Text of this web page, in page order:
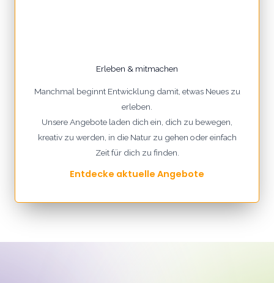
Erleben & mitmachen
Manchmal beginnt Entwicklung damit, etwas Neues zu
erleben.
Unsere Angebote laden dich ein, dich zu bewegen,
kreativ zu werden, in die Natur zu gehen oder einfach
Zeit für dich zu finden.
Entdecke aktuelle Angebote